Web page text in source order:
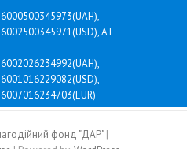
АТ
фонд "ДАР"|